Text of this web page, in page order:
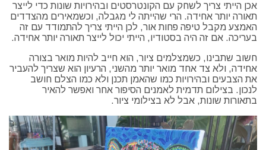
אכן הייתי צריך לשחק עם הקונטרסטים ובהירויות שונות כדי לייצר
תאורה יותר אחידה. הרי שהייתה לי מגבלה, וכשמאירים מהצדדים
האמצע מקבל טיפה פחות אור, לכן הייתי צריך להתמודד עם זה
בעריכה. אם זה היה בסטודיו, הייתי יכול לייצר תאורה יותר אחידה.
חשוב שתבינו, כשמצלמים ציור, הוא חייב להיות מואר בצורה
אחידה, ולא צד אחד מואר יותר מהשני, הרעיון הוא שצריך להעביר
את הצבעים ובהירויות כמו שהאמן תכנן ולא כמו הצלם חושב
לנכון. בצילום תדמית לאמנים הסיפור אחר ואפשר להאיר
בתאורות שונות, אבל לא בצילומי ציור.